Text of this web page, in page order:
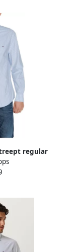
regular
OXFORD
white